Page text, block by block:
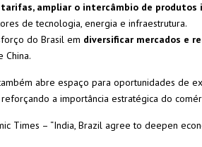
ampliar o intercâmbio de produtos
de tecnologia, energia e infraestrutura.
do Brasil em diversificar mercados e
China.
abre espaço para oportunidades de
a importância estratégica do
Times – “India, Brazil agree to deepen